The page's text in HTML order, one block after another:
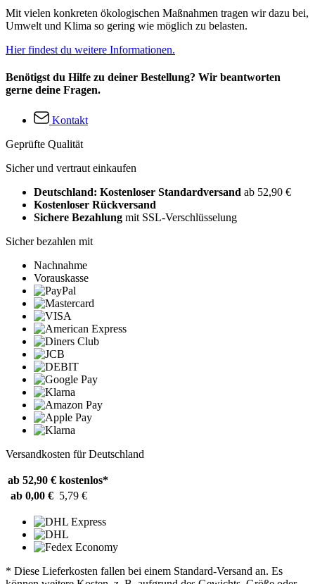
Mit vielen konkreten ökologischen Maßnahmen tragen wir dazu bei,
Umwelt und Klima so gering wie möglich zu belasten.
Hier findest du weitere Informationen.
Benötigst du Hilfe zu deiner Bestellung? Wir beantworten
gerne deine Fragen.
Kontakt
Geprüfte Qualität
Sicher und vertraut einkaufen
Deutschland: Kostenloser Standardversand ab 52,90 €
Kostenloser Rückversand
Sichere Bezahlung mit SSL-Verschlüsselung
Sicher bezahlen mit
Nachnahme
Vorauskasse
Versandkosten für Deutschland
ab 52,90 € kostenlos*
ab 0,00 € 5,79 €
* Diese Lieferkosten fallen bei einem Standard-Versand an. Es